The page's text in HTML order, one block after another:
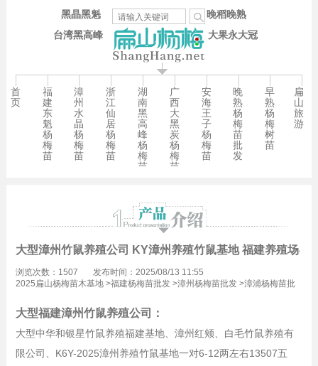
台湾黑高峰
晚稻晚熟
大果永大冠
黑晶黑魁
首
页
福
建
东
魁
杨
梅
苗
漳
州
水
晶
杨
梅
苗
浙
江
仙
居
杨
梅
苗
湖
南
黑
高
峰
杨
梅
苗
广
西
大
黑
炭
杨
梅
苗
安
海
王
子
杨
梅
苗
晚
熟
杨
梅
苗
批
发
早
熟
杨
梅
树
苗
扁
山
旅
游
大型漳州竹鼠养殖公司 KY漳州养殖竹鼠基地 福建养殖场
浏览次数：1507
发布时间：2025/08/13 11:55
2025扁山杨梅苗木基地>福建杨梅苗批发>漳州杨梅苗批发>漳浦杨梅苗批
大型福建漳州竹鼠养殖公司：
大型中华和银星竹鼠养殖福建基地、漳州红颊、白毛竹鼠养殖有
限公司、K6Y-2025漳州养殖竹鼠基地一对6-12两左右13507五